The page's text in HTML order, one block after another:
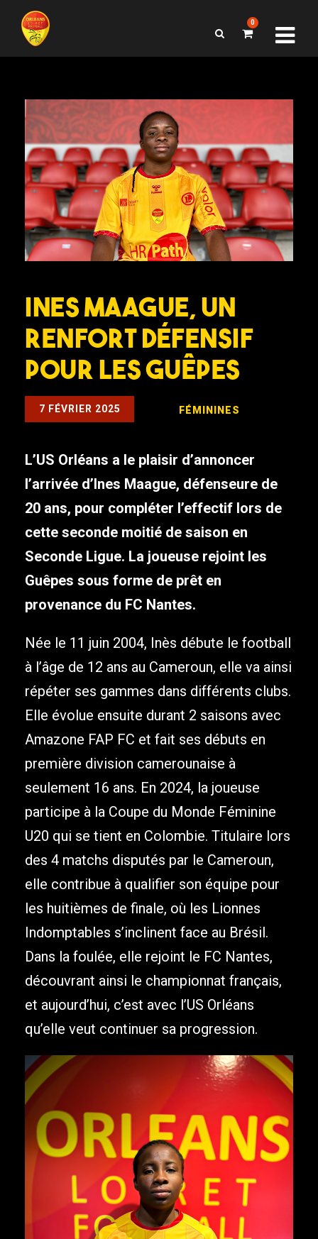
0
Ines Maague, un
renfort défensif
pour les Guêpes
7 FÉVRIER 2025 FÉMININES
L’US Orléans a le plaisir d’annoncer
l’arrivée d’Ines Maague, défenseure de
20 ans, pour compléter l’effectif lors de
cette seconde moitié de saison en
Seconde Ligue. La joueuse rejoint les
Guêpes sous forme de prêt en
provenance du FC Nantes.
Née le 11 juin 2004, Inès débute le football
à l’âge de 12 ans au Cameroun, elle va ainsi
répéter ses gammes dans différents clubs.
Elle évolue ensuite durant 2 saisons avec
Amazone FAP FC et fait ses débuts en
première division camerounaise à
seulement 16 ans. En 2024, la joueuse
participe à la Coupe du Monde Féminine
U20 qui se tient en Colombie. Titulaire lors
des 4 matchs disputés par le Cameroun,
elle contribue à qualifier son équipe pour
les huitièmes de finale, où les Lionnes
Indomptables s’inclinent face au Brésil.
Dans la foulée, elle rejoint le FC Nantes,
découvrant ainsi le championnat français,
et aujourd’hui, c’est avec l’US Orléans
qu’elle veut continuer sa progression.